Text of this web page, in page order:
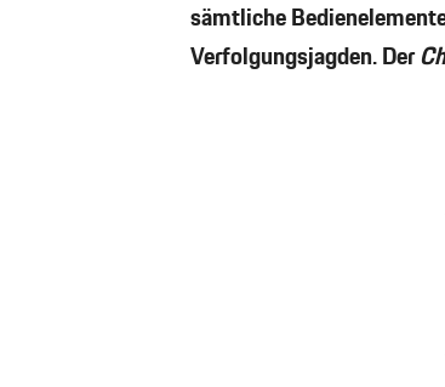
sämtliche
Verfolgungsjagden. Der